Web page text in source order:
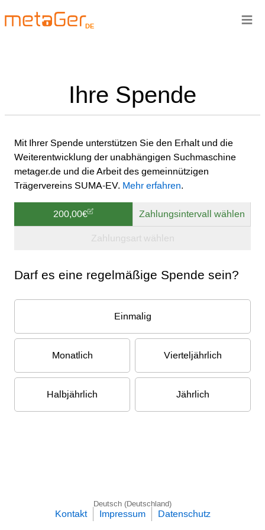
DE
Ihre Spende
Mit Ihrer Spende unterstützen Sie den Erhalt und die
Weiterentwicklung der unabhängigen Suchmaschine
metager.de und die Arbeit des gemeinnützigen
Trägervereins SUMA-EV. Mehr erfahren.
200,00€ Zahlungsintervall wählen
Zahlungsart wählen
Darf es eine regelmäßige Spende sein?
Einmalig
Monatlich Vierteljährlich
Halbjährlich Jährlich
≡
Deutsch (Deutschland)
Kontakt Impressum Datenschutz